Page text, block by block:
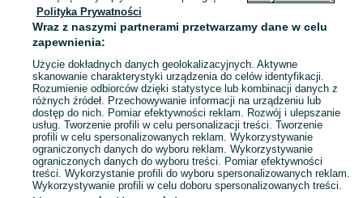
Mapa miejscowości
Mapa ministron
Popularne wyszukiwania
Polityka Prywatności
Wraz z naszymi partnerami przetwarzamy dane w celu
zapewnienia:
Użycie dokładnych danych geolokalizacyjnych. Aktywne
skanowanie charakterystyki urządzenia do celów identyfikacji.
Rozumienie odbiorców dzięki statystyce lub kombinacji danych z
różnych źródeł. Przechowywanie informacji na urządzeniu lub
dostęp do nich. Pomiar efektywności reklam. Rozwój i ulepszanie
usług. Tworzenie profili w celu personalizacji treści. Tworzenie
profili w celu spersonalizowanych reklam. Wykorzystywanie
ograniczonych danych do wyboru reklam. Wykorzystywanie
ograniczonych danych do wyboru treści. Pomiar efektywności
treści. Wykorzystanie profili do wyboru spersonalizowanych reklam.
Wykorzystywanie profili w celu doboru spersonalizowanych treści.